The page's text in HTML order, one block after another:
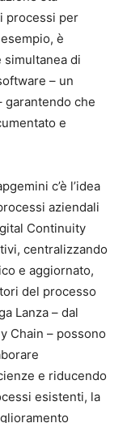
processi per
è
di
– un
che
e
c’è l’idea
aziendali
Continuity
centralizzando
e aggiornato,
del processo
Lanza – dal
Chain – possono
e riducendo
esistenti, la